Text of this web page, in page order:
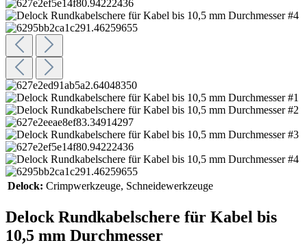
Delock: Crimpwerkzeuge, Schneidewerkzeuge
Delock Rundkabelschere für Kabel bis
10,5 mm Durchmesser